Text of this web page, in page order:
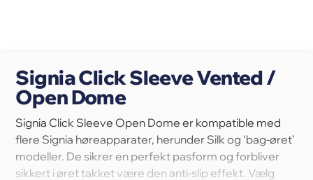
Signia Click Sleeve Vented /
Open Dome
Signia Click Sleeve Open Dome er kompatible med
flere Signia høreapparater, herunder Silk og ‘bag-øret’
modeller. De sikrer en perfekt pasform og forbliver
sikkert i øret takket være den anti-slip effekt. Vælg